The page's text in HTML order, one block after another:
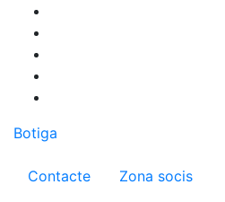
contingut
Botiga
Menú del
Contacte
Zona socis